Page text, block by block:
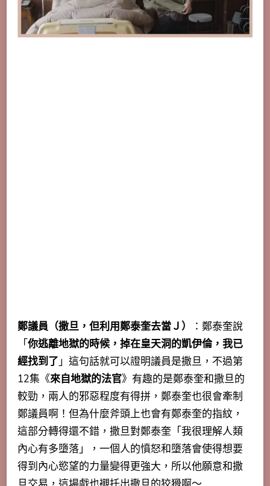
鄭議員（撒旦，但利用鄭泰奎去當Ｊ）
：鄭泰奎說
「你逃離地獄的時候，掉在皇天洞的凱伊倫，我已
經找到了」這句話就可以證明議員是撒旦，不過第
12集《來自地獄的法官》有趣的是鄭泰奎和撒旦的
較勁，兩人的邪惡程度有得拼，鄭泰奎也很會牽制
鄭議員啊！但為什麼斧頭上也會有鄭泰奎的指紋，
這部分轉得還不錯，撒旦對鄭泰奎「我很理解人類
內心有多墮落」，一個人的憤怒和墮落會使得想要
得到內心慾望的力量變得更強大，所以他願意和撒